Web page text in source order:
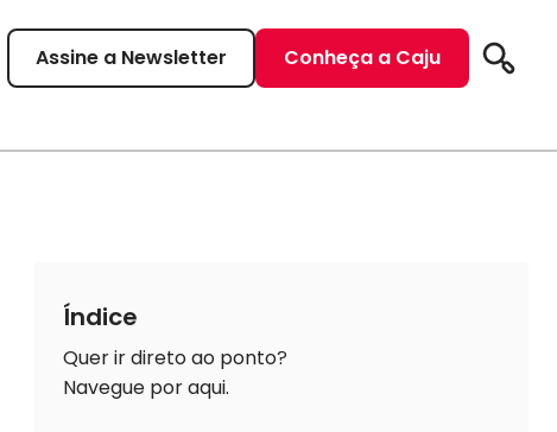
Assine a Newsletter Conheça a Caju
Índice
Quer ir direto ao ponto?
Navegue por aqui.